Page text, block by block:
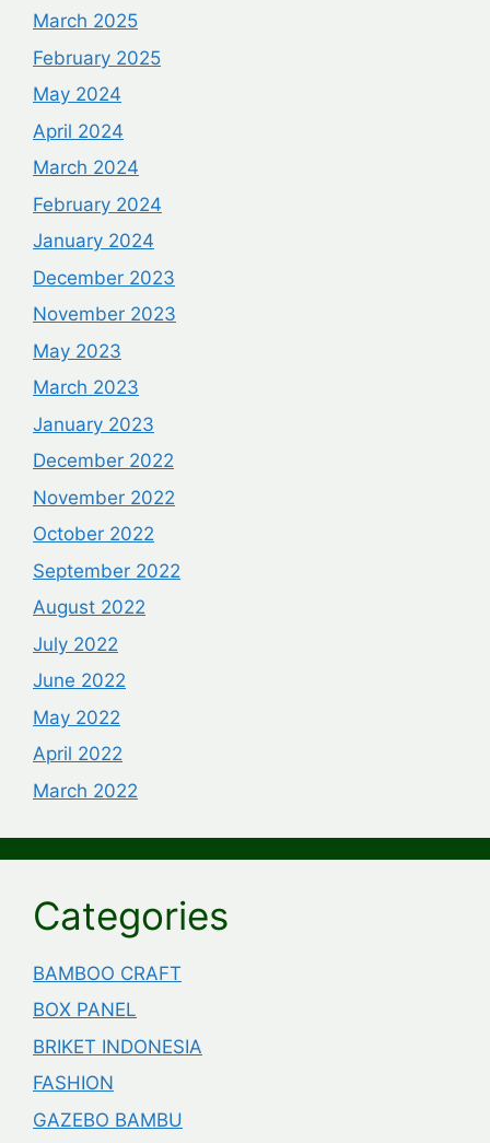
March 2025
February 2025
May 2024
April 2024
March 2024
February 2024
January 2024
December 2023
November 2023
May 2023
March 2023
January 2023
December 2022
November 2022
October 2022
September 2022
August 2022
July 2022
June 2022
May 2022
April 2022
March 2022
Categories
BAMBOO CRAFT
BOX PANEL
BRIKET INDONESIA
FASHION
GAZEBO BAMBU